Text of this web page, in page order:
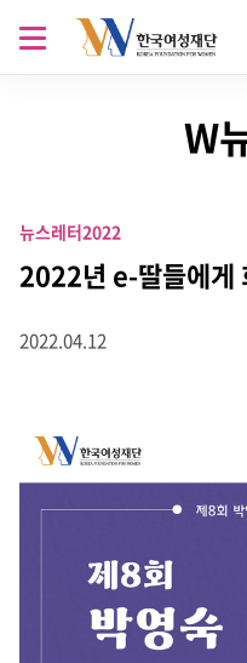
Skip to content
메뉴 열기
W
뉴스레터2022
2022년 e-딸들에게
2022.04.12